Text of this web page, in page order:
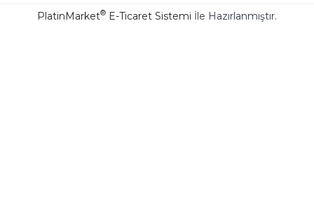
PlatinMarket® E-Ticaret Sistemi İle Hazırlanmıştır.